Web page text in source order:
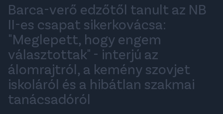
Barca-verő edzőtől tanult az NB
II-es csapat sikerkovácsa:
"Meglepett, hogy engem
választottak" - interjú az
álomrajtról, a kemény szovjet
iskoláról és a hibátlan szakmai
tanácsadóról